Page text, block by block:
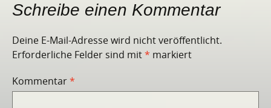
Schreibe einen Kommentar
Deine E-Mail-Adresse wird nicht veröffentlicht.
Erforderliche Felder sind mit* markiert
Kommentar*